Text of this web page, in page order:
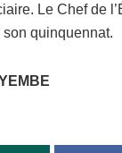
Le Chef de
son quinquennat.